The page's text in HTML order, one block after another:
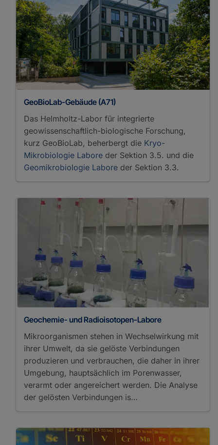
GeoBioLab-Gebäude (A71)
Das Helmholtz-Labor für integrierte
geowissenschaftlich-biologische Forschung,
kurz GeoBioLab, beherbergt die Kryo-
Mikrobiologie Labore der Sektion 3.5. und die
Geomikrobiologie Labore der Sektion 3.3.
Geochemie- und Radioisotopen-Labore
Mikroorganismen stehen in Wechselwirkung mit
ihrer Umwelt, da sie gelöste Verbindungen
produzieren und verbrauchen, die daher in ihrer
Umgebung, hauptsächlich im Porenwasser,
verarmt oder angereichert werden. Die Analyse
der gelösten Verbindungen is…